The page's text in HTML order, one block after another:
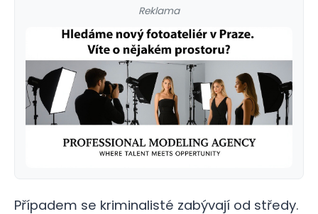
Reklama
Případem se kriminalisté zabývají od středy.